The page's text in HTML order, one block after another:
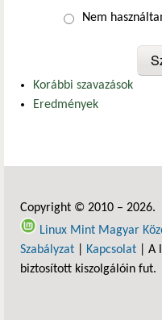
Nem
Korábbi szavazások
Eredmények
Copyright © 2010 – 2026.
Linux Mint Magyar
Szabályzat
Kapcsolat | A
biztosított kiszolgálóin fut.